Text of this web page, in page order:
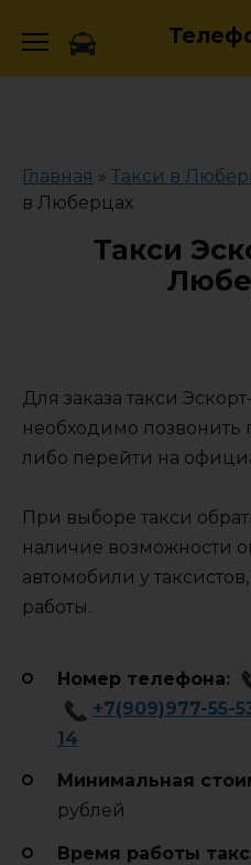
Главная » Такси в
в Люберцах
Такси
Для заказа такси
необходимо позвонить
либо перейти на
При выборе такси
наличие возможности
автомобили у
работы.
Номер телефона:
+7(909)977-55-
14
Минимальная
рублей
Время работы